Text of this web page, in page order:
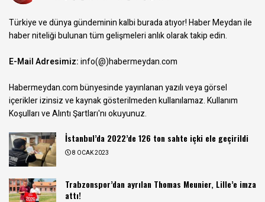
Türkiye ve dünya gündeminin kalbi burada atıyor! Haber Meydan ile
haber niteliği bulunan tüm gelişmeleri anlık olarak takip edin.
E-Mail Adresimiz:info(@)habermeydan.com
Habermeydan.com bünyesinde yayınlanan yazılı veya görsel
içerikler izinsiz ve kaynak gösterilmeden kullanılamaz.Kullanım
Koşulları ve Alıntı Şartları'nı okuyunuz.
İstanbul’da 2022’de 126 ton sahte içki ele geçirildi
8 OCAK 2023
Trabzonspor’dan ayrılan Thomas Meunier, Lille’e imza
attı!